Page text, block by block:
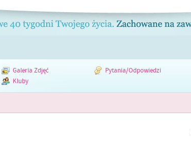
Galeria Zdjęć
Pytania/Odpowiedzi
Kluby